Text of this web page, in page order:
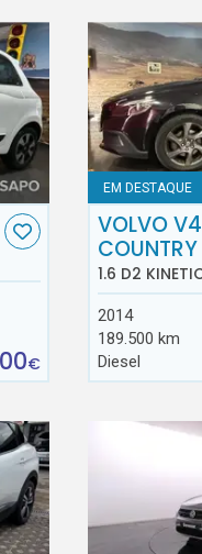
€
EM DESTAQUE
VOLVO
COUNTRY
1.6 D2
2014
189.500 km
Diesel